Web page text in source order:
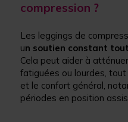
compression ?
Les leggings de
un soutien constant
Cela peut aider à
fatiguées ou lourdes,
et le confort général,
périodes en position